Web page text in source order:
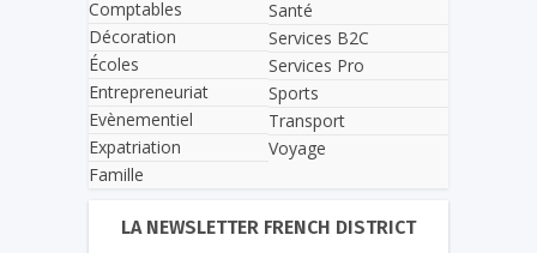
Comptables
Décoration
Écoles
Entrepreneuriat
Evènementiel
Expatriation
Famille
Santé
Services B2C
Services Pro
Sports
Transport
Voyage
LA NEWSLETTER FRENCH DISTRICT